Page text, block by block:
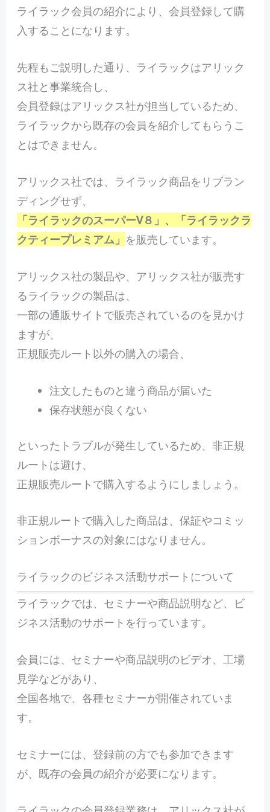
ライラック会員の紹介により、会員登録して購
入することになります。
先程もご説明した通り、ライラックはアリック
ス社と事業統合し、
会員登録はアリックス社が担当しているため、
ライラックから既存の会員を紹介してもらうこ
とはできません。
アリックス社では、ライラック商品をリブラン
ディングせず、
「ライラックのスーパーV８」、「ライラックラ
クティープレミアム」 を販売しています。
アリックス社の製品や、アリックス社が販売す
るライラックの製品は、
一部の通販サイトで販売されているのを見かけ
ますが、
正規販売ルート以外の購入の場合、
注文したものと違う商品が届いた
保存状態が良くない
といったトラブルが発生しているため、非正規
ルートは避け、
正規販売ルートで購入するようにしましょう。
非正規ルートで購入した商品は、保証やコミッ
ションボーナスの対象にはなりません。
ライラックのビジネス活動サポートについて
ライラックでは、セミナーや商品説明など、ビ
ジネス活動のサポートを行っています。
会員には、セミナーや商品説明のビデオ、工場
見学などがあり、
全国各地で、各種セミナーが開催されていま
す。
セミナーには、登録前の方でも参加できます
が、既存の会員の紹介が必要になります。